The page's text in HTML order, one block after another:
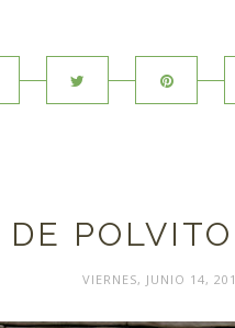
DE
VIERNES, JUNIO 14,